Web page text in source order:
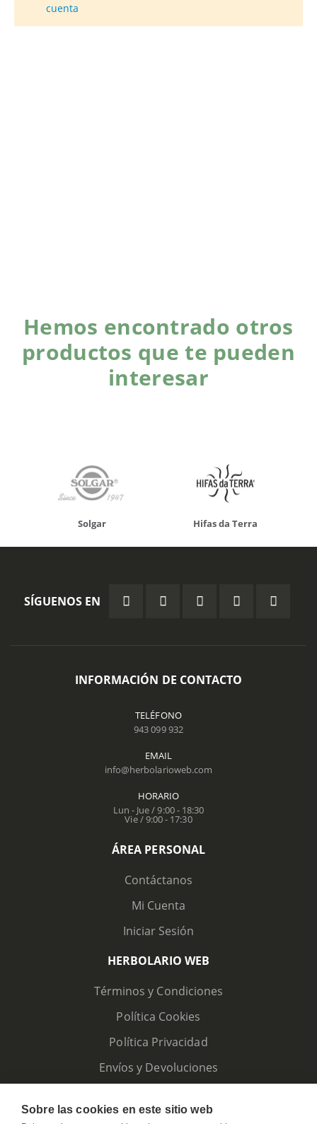
cuenta
Hemos encontrado otros
productos que te pueden
interesar
Solgar Hifas da Terra
SÍGUENOS EN
INFORMACIÓN DE CONTACTO
TELÉFONO
943 099 932
EMAIL
info@herbolarioweb.com
HORARIO
Lun - Jue / 9:00 - 18:30
Vie / 9:00 - 17:30
ÁREA PERSONAL
Contáctanos
Mi Cuenta
Iniciar Sesión
HERBOLARIO WEB
Términos y Condiciones
Política Cookies
Política Privacidad
Envíos y Devoluciones
Sobre las cookies en este sitio web